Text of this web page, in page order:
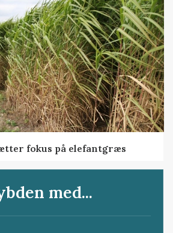
fokus på elefantgræs
med...